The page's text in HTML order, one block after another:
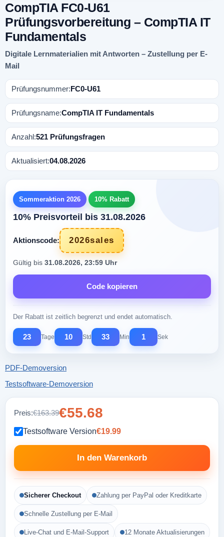
CompTIA FC0-U61
Prüfungsvorbereitung – CompTIA IT
Fundamentals
Digitale Lernmaterialien mit Antworten – Zustellung per E-
Mail
Prüfungsnummer:FC0-U61
Prüfungsname:CompTIA IT Fundamentals
Anzahl:521 Prüfungsfragen
Aktualisiert:04.08.2026
Sommeraktion 2026 10% Rabatt
10% Preisvorteil bis 31.08.2026
Aktionscode: 2026sales
Gültig bis 31.08.2026, 23:59 Uhr
Code kopieren
Der Rabatt ist zeitlich begrenzt und endet automatisch.
23 Tage 10 Std 33 Min 0 Sek
PDF-Demoversion
Testsoftware-Demoversion
Preis:€163.39€55.68
Testsoftware Version€19.99
In den Warenkorb
Sicherer Checkout Zahlung per PayPal oder Kreditkarte
Schnelle Zustellung per E-Mail
Live-Chat und E-Mail-Support 12 Monate Aktualisierungen